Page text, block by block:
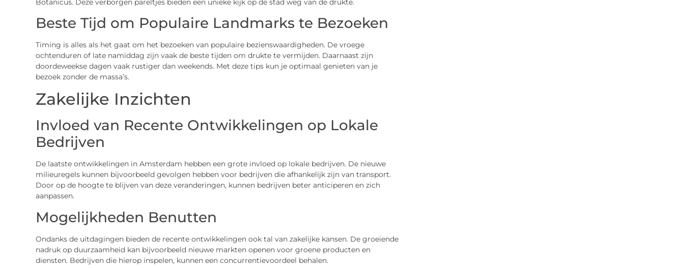
Beste Tijd om Populaire Landmarks te Bezoeken
Timing is alles als het gaat om het bezoeken van populaire bezienswaardigheden. De vroege
ochtenduren of late namiddag zijn vaak de beste tijden om drukte te vermijden. Daarnaast zijn
doordeweekse dagen vaak rustiger dan weekends. Met deze tips kun je optimaal genieten van je
bezoek zonder de massa’s.
Zakelijke Inzichten
Invloed van Recente Ontwikkelingen op Lokale
Bedrijven
De laatste ontwikkelingen in Amsterdam hebben een grote invloed op lokale bedrijven. De nieuwe
milieuregels kunnen bijvoorbeeld gevolgen hebben voor bedrijven die afhankelijk zijn van transport.
Door op de hoogte te blijven van deze veranderingen, kunnen bedrijven beter anticiperen en zich
aanpassen.
Mogelijkheden Benutten
Ondanks de uitdagingen bieden de recente ontwikkelingen ook tal van zakelijke kansen. De groeiende
nadruk op duurzaamheid kan bijvoorbeeld nieuwe markten openen voor groene producten en
diensten. Bedrijven die hierop inspelen, kunnen een concurrentievoordeel behalen.